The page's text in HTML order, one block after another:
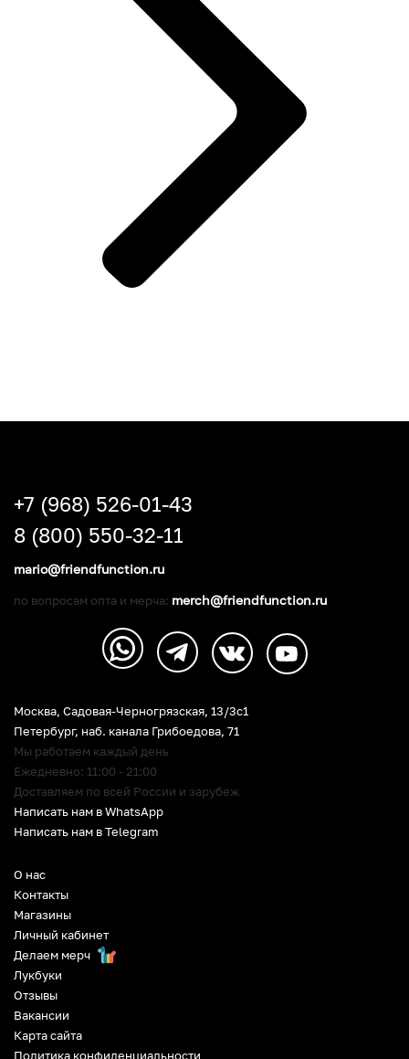
О нас
Контакты
Магазины
Личный кабинет
Делаем мерч
Лукбуки
Отзывы
Вакансии
Карта сайта
Политика конфиденциальности
Москва, Садовая-Черногрязская, 13/3c1
Петербург, наб. канала Грибоедова, 71
Мы работаем каждый день
Ежедневно: 11:00 - 21:00
Доставляем по всей России и зарубеж
Написать нам в WhatsApp
Написать нам в Telegram
+7 (968) 526-01-43
8 (800) 550-32-11
mario@friendfunction.ru
по вопросам опта и мерча: merch@friendfunction.ru